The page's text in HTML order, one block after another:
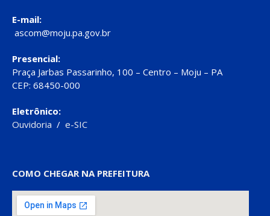
E-mail:
ascom@moju.pa.gov.br
Presencial:
Praça Jarbas Passarinho, 100 – Centro – Moju – PA
CEP: 68450-000
Eletrônico:
Ouvidoria / e-SIC
COMO CHEGAR NA PREFEITURA